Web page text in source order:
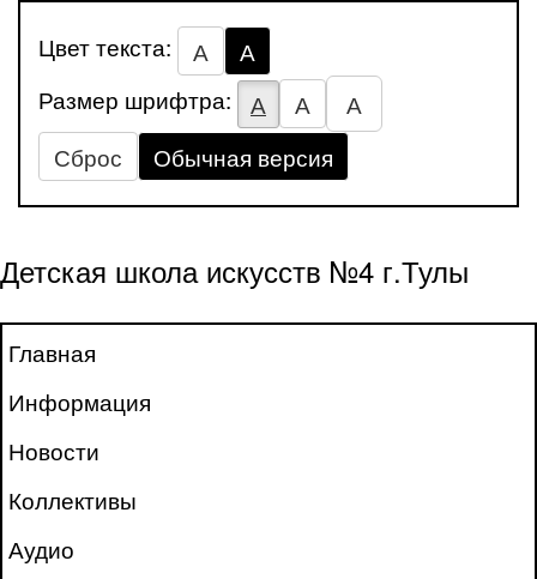
Цвет текста: А
А
Размер шрифтра:
А А
А
Сброс
Обычная версия
Детская школа искусств №4 г.Тулы
Главная
Информация
Новости
Коллективы
Аудио